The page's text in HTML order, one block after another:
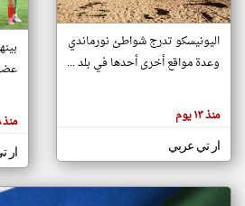
اخبار جزر
أهم اخبار
هنا عن
وجهة
كاتبيها.
اليونيسكو تدرج شواطئ نورماندي
وعدة مواقع أخرى أحدها في بلد ...
منذ ١٣ يوم
ار تي عربي
منذ ٢٨ يوم
ار